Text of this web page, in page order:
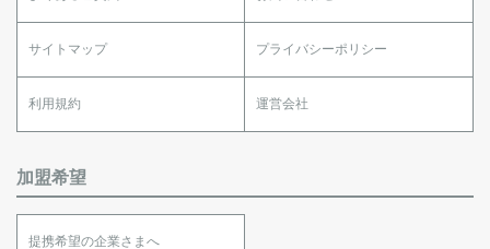
サイトマップ プライバシーポリシー
利用規約 運営会社
加盟希望
提携希望の企業さまへ